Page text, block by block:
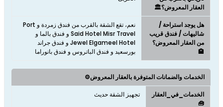
العقار المعروض؟🏛️
هل يوجد استراحة /
شاليهات / فندق قريب
من العقار المعروض؟
🏨
نعم، تقع الشقة بالقرب من فندق زمردة و Port
Said Hotel Misr Travel و فندق بالما و
Jewel Elgameel Hotel و فندق جراند
بورسعيد و فندق الباتروس و فندق بانوراما
الخدمات والضمانات المتوفرة بالعقار المعروض⚙️
الخدمات_في_العقار
🧰
تجهيز الشقة حديث